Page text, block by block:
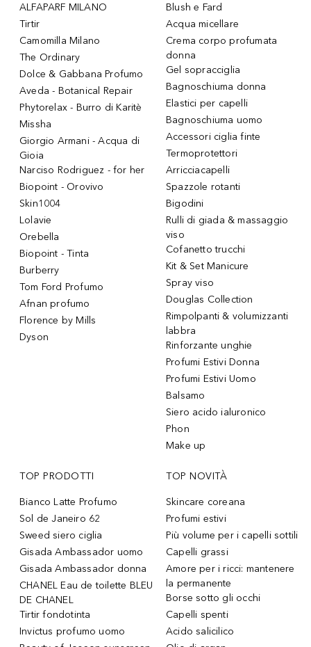
ALFAPARF MILANO
Tirtir
Camomilla Milano
The Ordinary
Dolce & Gabbana Profumo
Aveda - Botanical Repair
Phytorelax - Burro di Karitè
Missha
Giorgio Armani - Acqua di
Gioia
Narciso Rodriguez - for her
Biopoint - Orovivo
Skin1004
Lolavie
Orebella
Biopoint - Tinta
Burberry
Tom Ford Profumo
Afnan profumo
Florence by Mills
Dyson
Blush e Fard
Acqua micellare
Crema corpo profumata
donna
Gel sopracciglia
Bagnoschiuma donna
Elastici per capelli
Bagnoschiuma uomo
Accessori ciglia finte
Termoprotettori
Arricciacapelli
Spazzole rotanti
Bigodini
Rulli di giada & massaggio
viso
Cofanetto trucchi
Kit & Set Manicure
Spray viso
Douglas Collection
Rimpolpanti & volumizzanti
labbra
Rinforzante unghie
Profumi Estivi Donna
Profumi Estivi Uomo
Balsamo
Siero acido ialuronico
Phon
Make up
TOP PRODOTTI
Bianco Latte Profumo
Sol de Janeiro 62
Sweed siero ciglia
Gisada Ambassador uomo
Gisada Ambassador donna
CHANEL Eau de toilette BLEU
DE CHANEL
Tirtir fondotinta
Invictus profumo uomo
TOP NOVITÀ
Skincare coreana
Profumi estivi
Più volume per i capelli sottili
Capelli grassi
Amore per i ricci: mantenere
la permanente
Borse sotto gli occhi
Capelli spenti
Acido salicilico